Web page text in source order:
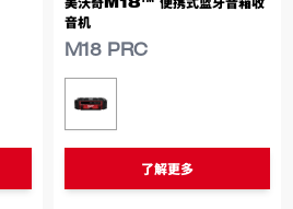
音机
M18 PRC
类似型号
M18 PRC
了解更多